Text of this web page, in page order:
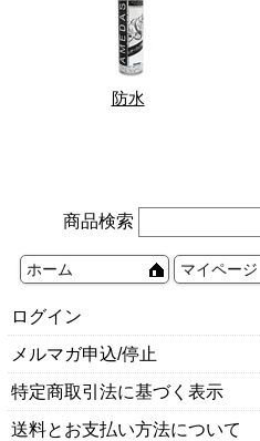
防水
商品検索
ホーム マイページ
ログイン
メルマガ申込/停止
特定商取引法に基づく表示
送料とお支払い方法について